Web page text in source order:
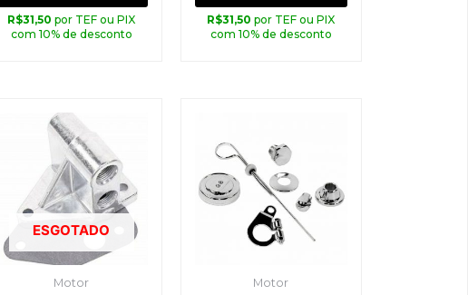
R$31,50 por TEF ou PIX
com 10% de desconto
R$31,50 por TEF ou PIX
com 10% de desconto
ESGOTADO
Motor
Motor